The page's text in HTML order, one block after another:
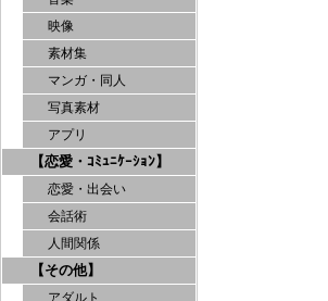
映像
素材集
マンガ・同人
写真素材
アプリ
【恋愛・ｺﾐｭﾆｹｰｼｮﾝ】
恋愛・出会い
会話術
人間関係
【その他】
アダルト